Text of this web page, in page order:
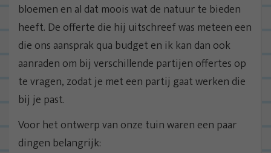
bloemen en al dat moois wat de natuur te bieden
heeft. De offerte die hij uitschreef was meteen een
die ons aansprak qua budget en ik kan dan ook
aanraden om bij verschillende partijen offertes op
te vragen, zodat je met een partij gaat werken die
bij je past.
Voor het ontwerp van onze tuin waren een paar
dingen belangrijk: